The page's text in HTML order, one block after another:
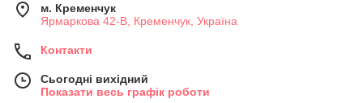
м. Кременчук
Ярмаркова 42-В, Кременчук, Україна
Контакти
Сьогодні вихідний
Показати весь графік роботи